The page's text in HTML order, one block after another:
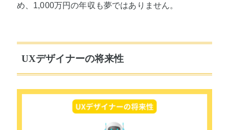
め、1,000万円の年収も夢ではありません。
UXデザイナーの将来性